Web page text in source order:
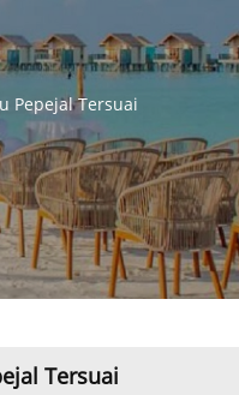
Pepejal Tersuai
Tersuai